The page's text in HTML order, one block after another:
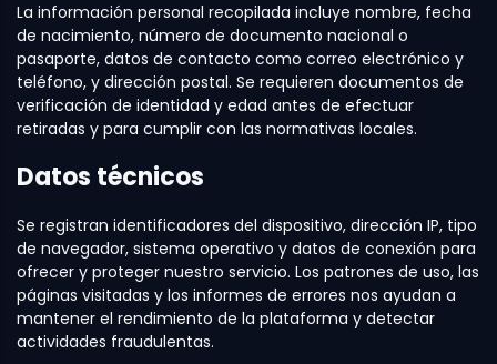
La información personal recopilada incluye nombre, fecha
de nacimiento, número de documento nacional o
pasaporte, datos de contacto como correo electrónico y
teléfono, y dirección postal. Se requieren documentos de
verificación de identidad y edad antes de efectuar
retiradas y para cumplir con las normativas locales.
Datos técnicos
Se registran identificadores del dispositivo, dirección IP, tipo
de navegador, sistema operativo y datos de conexión para
ofrecer y proteger nuestro servicio. Los patrones de uso, las
páginas visitadas y los informes de errores nos ayudan a
mantener el rendimiento de la plataforma y detectar
actividades fraudulentas.